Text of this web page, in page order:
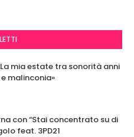
mia estate tra sonorità anni
malinconia»
con “Stai concentrato su di
feat. 3PD21